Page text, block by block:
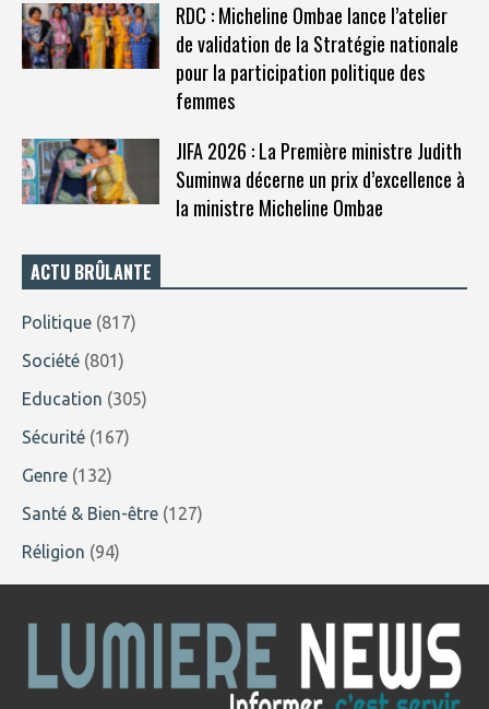
RDC : Micheline Ombae lance l’atelier
de validation de la Stratégie nationale
pour la participation politique des
femmes
JIFA 2026 : La Première ministre Judith
Suminwa décerne un prix d’excellence à
la ministre Micheline Ombae
ACTU BRÛLANTE
Politique (817)
Société (801)
Education (305)
Sécurité (167)
Genre (132)
Santé & Bien-être (127)
Réligion (94)